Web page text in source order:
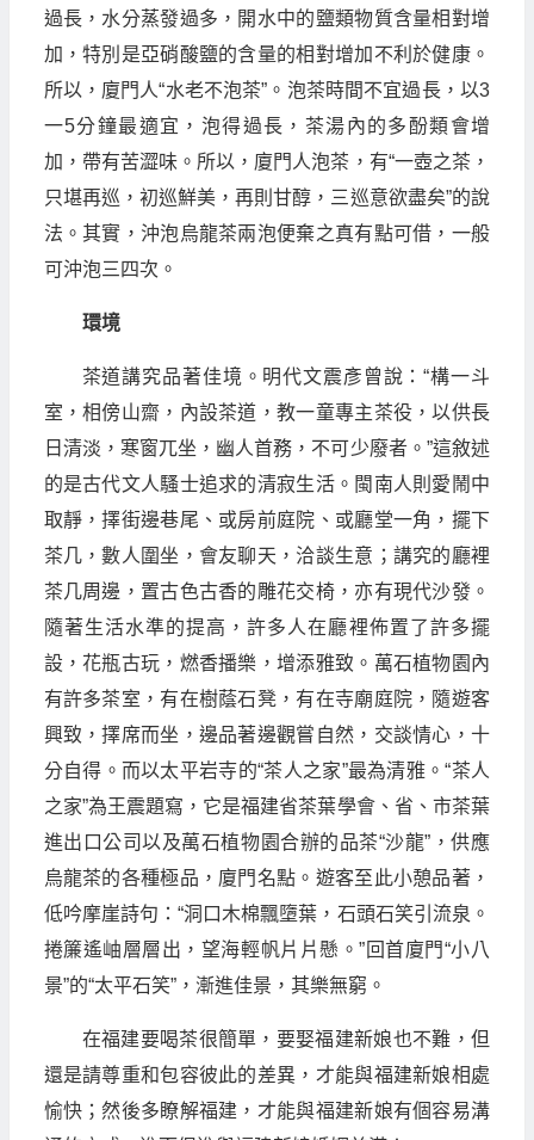
過長，水分蒸發過多，開水中的鹽類物質含量相對增
加，特別是亞硝酸鹽的含量的相對增加不利於健康。
所以，廈門人“水老不泡茶”。泡茶時間不宜過長，以3
一5分鐘最適宜，泡得過長，茶湯內的多酚類會增
加，帶有苦澀味。所以，廈門人泡茶，有“一壺之茶，
只堪再巡，初巡鮮美，再則甘醇，三巡意欲盡矣”的說
法。其實，沖泡烏龍茶兩泡便棄之真有點可借，一般
可沖泡三四次。
環境
茶道講究品著佳境。明代文震彥曾說：“構一斗
室，相傍山齋，內設茶道，教一童專主茶役，以供長
日清淡，寒窗兀坐，幽人首務，不可少廢者。”這敘述
的是古代文人騷士追求的清寂生活。閩南人則愛鬧中
取靜，擇街邊巷尾、或房前庭院、或廳堂一角，擺下
茶几，數人圍坐，會友聊天，洽談生意；講究的廳裡
茶几周邊，置古色古香的雕花交椅，亦有現代沙發。
隨著生活水準的提高，許多人在廳裡佈置了許多擺
設，花瓶古玩，燃香播樂，增添雅致。萬石植物園內
有許多茶室，有在樹蔭石凳，有在寺廟庭院，隨遊客
興致，擇席而坐，邊品著邊觀嘗自然，交談情心，十
分自得。而以太平岩寺的“茶人之家”最為清雅。“茶人
之家”為王震題寫，它是福建省茶葉學會、省、市茶葉
進出口公司以及萬石植物園合辦的品茶“沙龍”，供應
烏龍茶的各種極品，廈門名點。遊客至此小憩品著，
低吟摩崖詩句：“洞口木棉飄墮葉，石頭石笑引流泉。
捲簾遙岫層層出，望海輕帆片片懸。”回首廈門“小八
景”的“太平石笑”，漸進佳景，其樂無窮。
在福建要喝茶很簡單，要娶福建新娘也不難，但
還是請尊重和包容彼此的差異，才能與福建新娘相處
愉快；然後多瞭解福建，才能與福建新娘有個容易溝